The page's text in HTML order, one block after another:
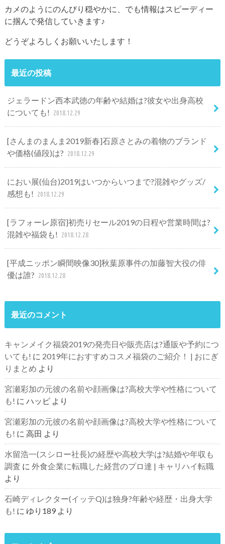
カメのようにのんびり穏やかに、でも情報はスピーディー
に掴んで発信していきます♪
どうぞよろしくお願いいたします！
最近の投稿
ジェラードン西本武徳の年齢や結婚は?彼女や出身高校
についても! 2018.12.29
[さんまのまんま2019新春]石原さとみの着物のブランド
や価格(値段)は? 2018.12.29
におい展(仙台)2019はいつからいつまで?混雑やグッズ/
感想も! 2018.12.29
[ラフォーレ原宿]初売りセール2019の日程や営業時間は?
混雑や福袋も! 2018.12.28
[平成ニッポン瞬間映像30]秋葉原事件の加藤智大役の俳
優は誰? 2018.12.28
最近のコメント
キャンメイク福袋2019の発売日や販売店は?通販や予約につ
いても! に 2019年におすすめコスメ福袋のご紹介！ | おにぎ
りまとめ より
宮瀬彩加の元彼の名前や顔画像は?高校大学や性格について
も! に ハッピより
宮瀬彩加の元彼の名前や顔画像は?高校大学や性格について
も! に 高田 より
水留浩一(スシロー社長)の経歴や高校大学は?結婚や年収も
調査 に 外食企業に転職した経営のプロ達 | キャリハイ転職
より
石崎ディレクター(イッテQ)は独身?年齢や経歴・出身大学
も! に ゆり189より